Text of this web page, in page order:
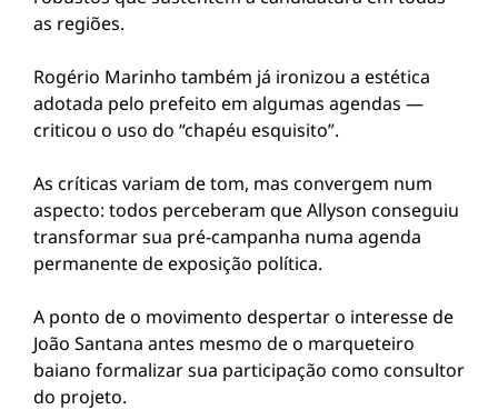
as regiões.
Rogério Marinho também já ironizou a estética
adotada pelo prefeito em algumas agendas —
criticou o uso do “chapéu esquisito”.
As críticas variam de tom, mas convergem num
aspecto: todos perceberam que Allyson conseguiu
transformar sua pré-campanha numa agenda
permanente de exposição política.
A ponto de o movimento despertar o interesse de
João Santana antes mesmo de o marqueteiro
baiano formalizar sua participação como consultor
do projeto.